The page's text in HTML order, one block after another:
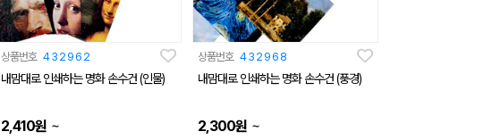
상품번호 432962
내맘대로 인쇄하는 명화 손수건 (인물)
2,410원 ~
상품번호 432968
내맘대로 인쇄하는 명화 손수건 (풍경)
2,300원 ~